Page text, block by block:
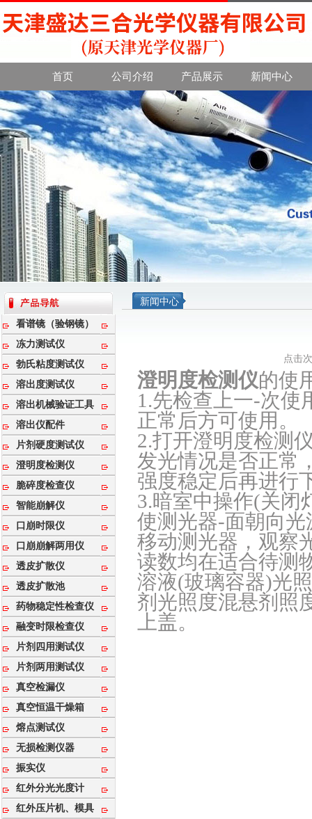
首页 公司介绍 产品展示 新闻中心
看谱镜（验钢镜）
冻力测试仪
勃氏粘度测试仪
溶出度测试仪
溶出机械验证工具
溶出仪配件
片剂硬度测试仪
澄明度检测仪
脆碎度检查仪
智能崩解仪
口崩时限仪
口崩崩解两用仪
透皮扩散仪
透皮扩散池
药物稳定性检查仪
融变时限检查仪
片剂四用测试仪
片剂两用测试仪
真空检漏仪
真空恒温干燥箱
熔点测试仪
无损检测仪器
振实仪
红外分光光度计
红外压片机、模具
新闻中心
点击
澄明度检测仪的使
1.先检查上一-次使
正常后方可使用。
2.打开澄明度检测
发光情况是否正常
强度稳定后再进行
3.暗室中操作(关闭
使测光器-面朝向
移动测光器，观察
读数均在适合待测
溶液(玻璃容器)光
剂光照度混悬剂照
上盖。